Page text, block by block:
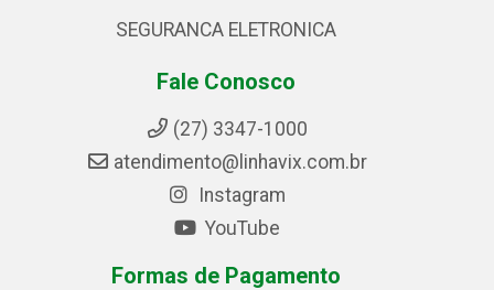
SEGURANCA ELETRONICA
Fale Conosco
(27) 3347-1000
atendimento@linhavix.com.br
Instagram
YouTube
Formas de Pagamento